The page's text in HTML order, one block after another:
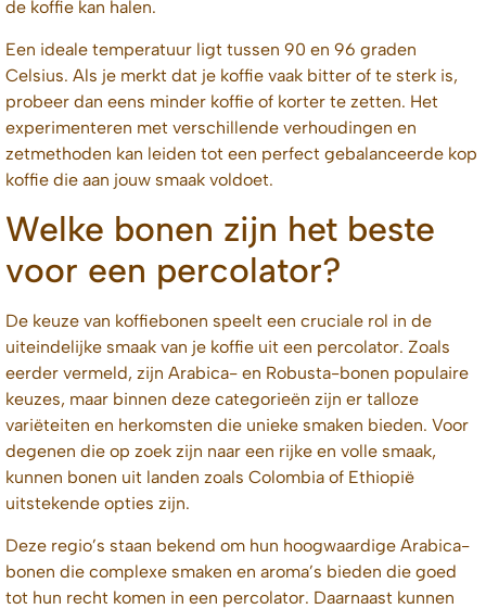
de koffie kan halen.
Een ideale temperatuur ligt tussen 90 en 96 graden
Celsius. Als je merkt dat je koffie vaak bitter of te sterk is,
probeer dan eens minder koffie of korter te zetten. Het
experimenteren met verschillende verhoudingen en
zetmethoden kan leiden tot een perfect gebalanceerde kop
koffie die aan jouw smaak voldoet.
Welke bonen zijn het beste
voor een percolator?
De keuze van koffiebonen speelt een cruciale rol in de
uiteindelijke smaak van je koffie uit een percolator. Zoals
eerder vermeld, zijn Arabica- en Robusta-bonen populaire
keuzes, maar binnen deze categorieën zijn er talloze
variëteiten en herkomsten die unieke smaken bieden. Voor
degenen die op zoek zijn naar een rijke en volle smaak,
kunnen bonen uit landen zoals Colombia of Ethiopië
uitstekende opties zijn.
Deze regio’s staan bekend om hun hoogwaardige Arabica-
bonen die complexe smaken en aroma’s bieden die goed
tot hun recht komen in een percolator. Daarnaast kunnen